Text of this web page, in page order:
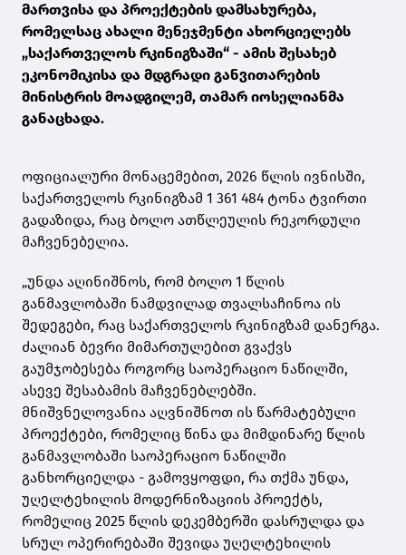
მართვისა და პროექტების დამსახურება,
რომელსაც ახალი მენეჯმენტი ახორციელებს
„საქართველოს რკინიგზაში“ - ამის შესახებ
ეკონომიკისა და მდგრადი განვითარების
მინისტრის მოადგილემ, თამარ იოსელიანმა
განაცხადა.
ოფიციალური მონაცემებით, 2026 წლის ივნისში,
საქართველოს რკინიგზამ 1 361 484 ტონა ტვირთი
გადაზიდა, რაც ბოლო ათწლეულის რეკორდული
მაჩვენებელია.
„უნდა აღინიშნოს, რომ ბოლო 1 წლის
განმავლობაში ნამდვილად თვალსაჩინოა ის
შედეგები, რაც საქართველოს რკინიგზამ დანერგა.
ძალიან ბევრი მიმართულებით გვაქვს
გაუმჯობესება როგორც საოპერაციო ნაწილში,
ასევე შესაბამის მაჩვენებლებში.
მნიშვნელოვანია აღვნიშნოთ ის წარმატებული
პროექტები, რომელიც წინა და მიმდინარე წლის
განმავლობაში საოპერაციო ნაწილში
განხორციელდა - გამოვყოფდი, რა თქმა უნდა,
უღელტეხილის მოდერნიზაციის პროექტს,
რომელიც 2025 წლის დეკემბერში დასრულდა და
სრულ ოპერირებაში შევიდა უღელტეხილის